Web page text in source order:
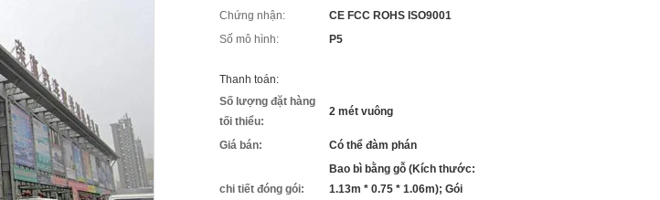
Chứng nhận:
CE FCC ROHS ISO9001
Số mô hình:
P5
Thanh toán:
Số lượng đặt hàng
tối thiểu:
2 mét vuông
Giá bán: Có thể đàm phán
chi tiết đóng gói:
Bao bì bằng gỗ (Kích thước:
1.13m * 0.75 * 1.06m); Gói